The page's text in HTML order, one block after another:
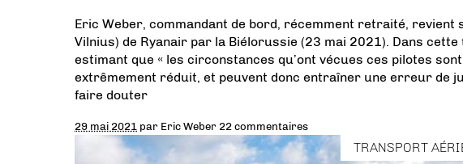
Eric Weber, commandant de bord, récemment retraité, revient
Vilnius) de Ryanair par la Biélorussie (23 mai 2021). Dans
estimant que « les circonstances qu’ont vécues ces pilotes
extrêmement réduit, et peuvent donc entraîner une erreur de
faire douter
29 mai 2021 par Eric Weber 22 commentaires
TRANSPORT